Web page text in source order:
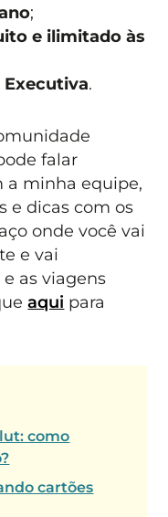
;
e ilimitado às
Executiva.
falar
a minha equipe,
e dicas com os
onde você vai
e vai
as viagens
aqui para
como
cartões